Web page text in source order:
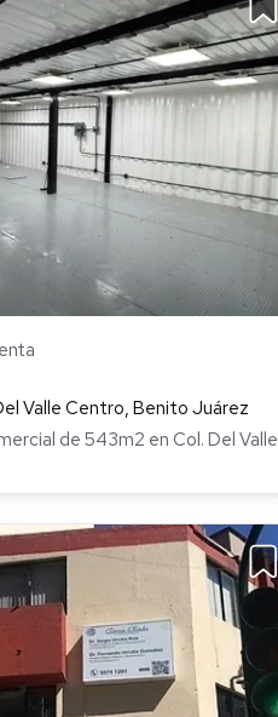
Valle Centro, Benito Juárez
de 543m2 en Col. Del Valle